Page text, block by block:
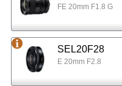
FE 20mm F1.8 G
SEL20F28
E 20mm F2.8